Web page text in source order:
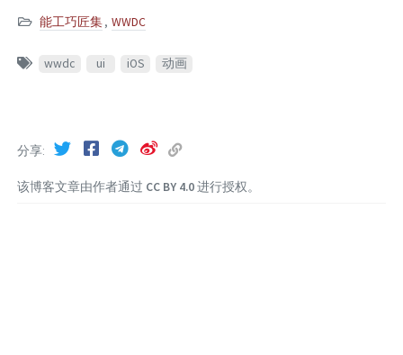
能工巧匠集, WWDC
wwdc ui iOS 动画
该博客文章由作者通过 CC BY 4.0进行授权。
分享